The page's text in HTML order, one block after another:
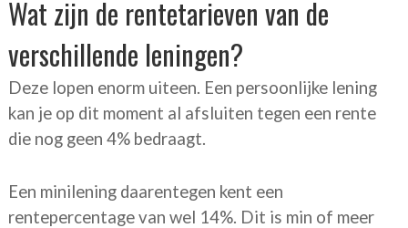
Wat zijn de rentetarieven van de
verschillende leningen?
Deze lopen enorm uiteen. Een persoonlijke lening
kan je op dit moment al afsluiten tegen een rente
die nog geen 4% bedraagt.
Een minilening daarentegen kent een
rentepercentage van wel 14%. Dit is min of meer